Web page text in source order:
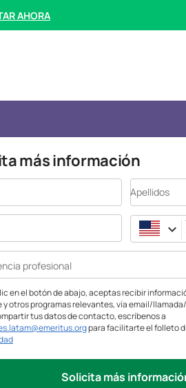
AHORA
más información
Apellidos
profesional
en el botón de abajo, aceptas recibir
y otros programas relevantes, vía email/
tus datos de contacto, escríbenos a
para facilitarte el folleto
Solicita más